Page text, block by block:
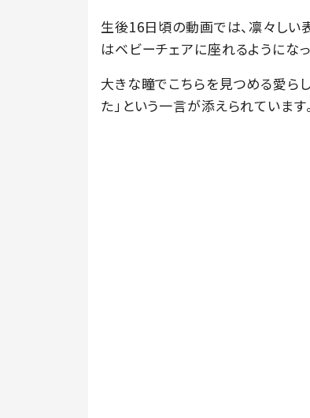
生後16日頃の動画では、凛々しい
はベビーチェアに座れるようにな
大きな瞳でこちらを見つめる愛ら
た」という一言が添えられています。